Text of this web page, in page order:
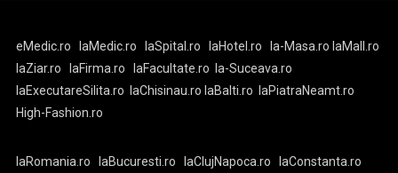
eMedic.ro laMedic.ro laSpital.ro laHotel.ro la-Masa.ro laMall.ro
laZiar.ro
laFirma.ro laFacultate.ro
la-Suceava.ro
laExecutareSilita.ro
laChisinau.ro laBalti.ro
laPiatraNeamt.ro
High-Fashion.ro
laRomania.ro laBucuresti.ro laClujNapoca.ro
laConstanta.ro